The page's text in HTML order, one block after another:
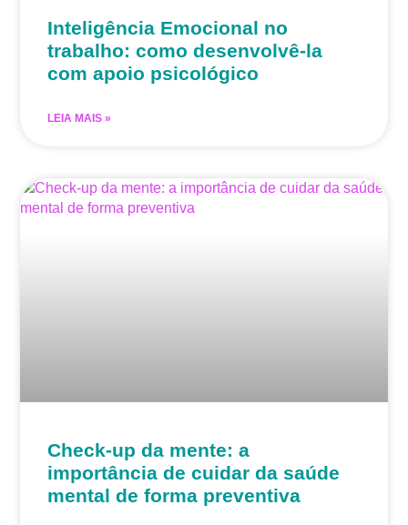
Inteligência Emocional no
trabalho: como desenvolvê-la
com apoio psicológico
LEIA MAIS »
Check-up da mente: a
importância de cuidar da saúde
mental de forma preventiva